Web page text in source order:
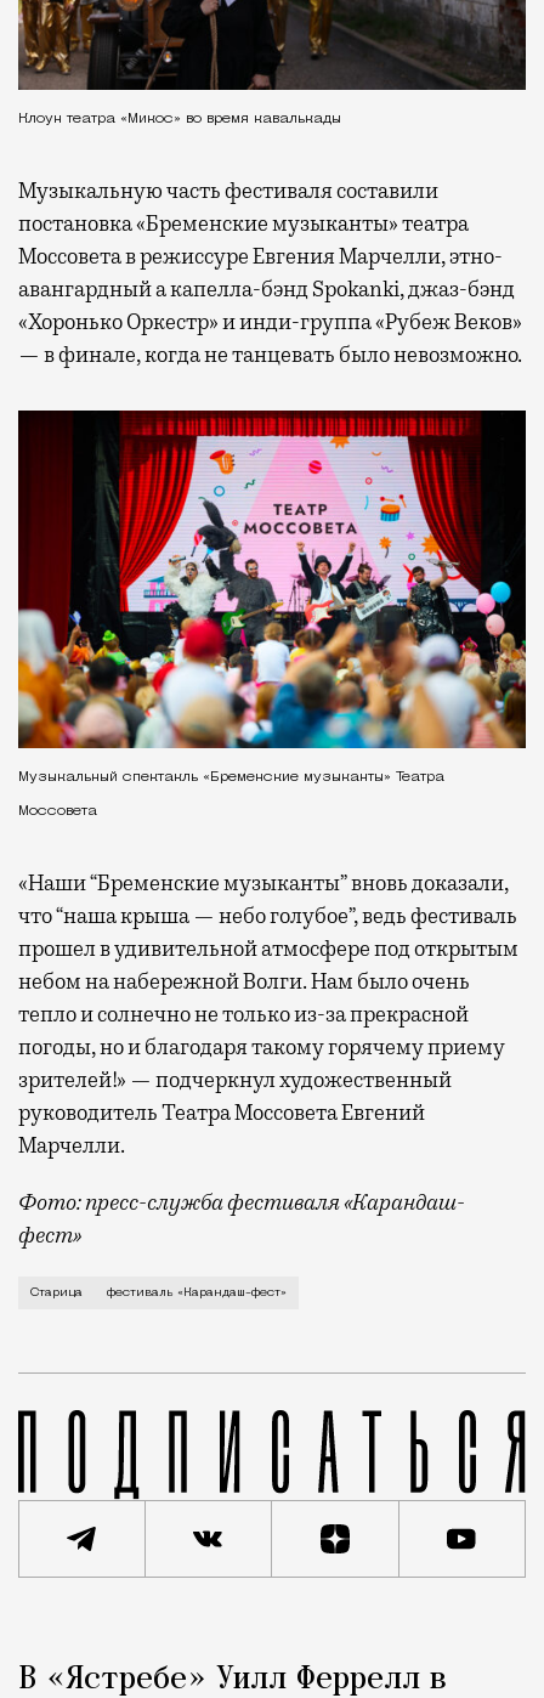
Клоун театра «Микос» во время кавалькады
Музыкальную часть фестиваля составили
постановка «Бременские музыканты» театра
Моссовета в режиссуре Евгения Марчелли, этно-
авангардный а капелла-бэнд Spokanki, джаз-бэнд
«Хоронько Оркестр» и инди-группа «Рубеж Веков»
— в финале, когда не танцевать было невозможно.
Музыкальный спектакль «Бременские музыканты» Театра
Моссовета
«Наши “Бременские музыканты” вновь доказали,
что “наша крыша — небо голубое”, ведь фестиваль
прошел в удивительной атмосфере под открытым
небом на набережной Волги. Нам было очень
тепло и солнечно не только из-за прекрасной
погоды, но и благодаря такому горячему приему
зрителей!» — подчеркнул художественный
руководитель Театра Моссовета Евгений
Марчелли.
Фото: пресс-служба фестиваля «Карандаш-
фест»
В минувший уикенд маленькая Старица в
Старица фестиваль «Карандаш-фест»
Город
В «Ястребе» Уилл Феррелл в